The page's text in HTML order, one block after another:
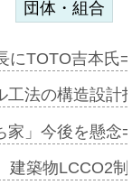
団体・組合
にTOTO吉本氏
工法の構造設
家」今後を懸
建築物LCCO2